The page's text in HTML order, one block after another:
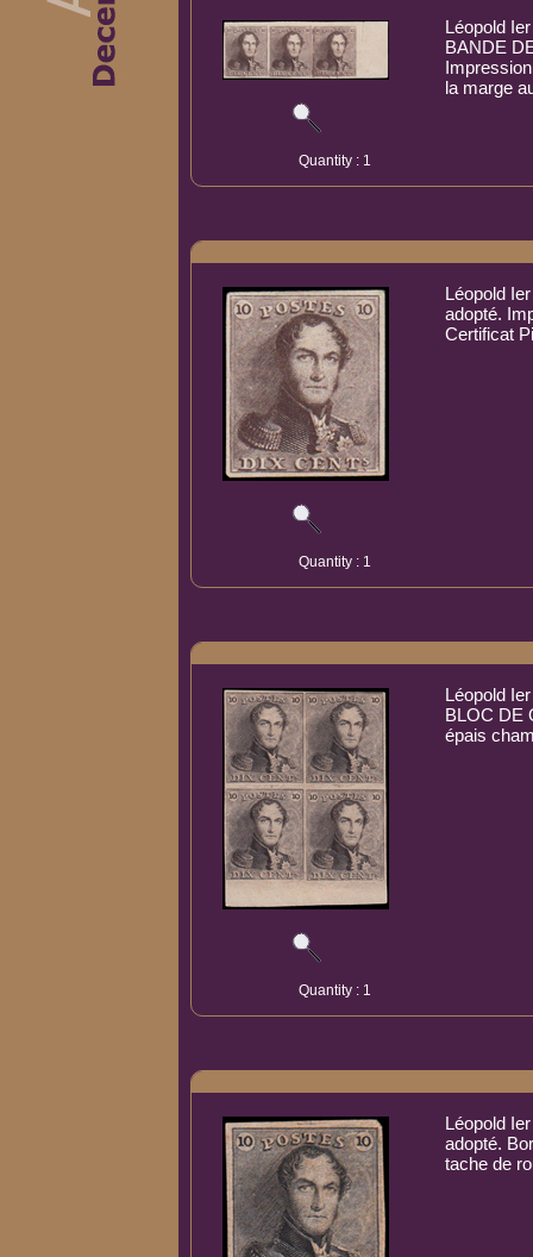
Léopold
BANDE
la marge
Quantity : 1
Léopold
adopté.
Certificat
Quantity : 1
Léopold
BLOC DE
épais
Quantity : 1
Léopold
adopté.
tache de